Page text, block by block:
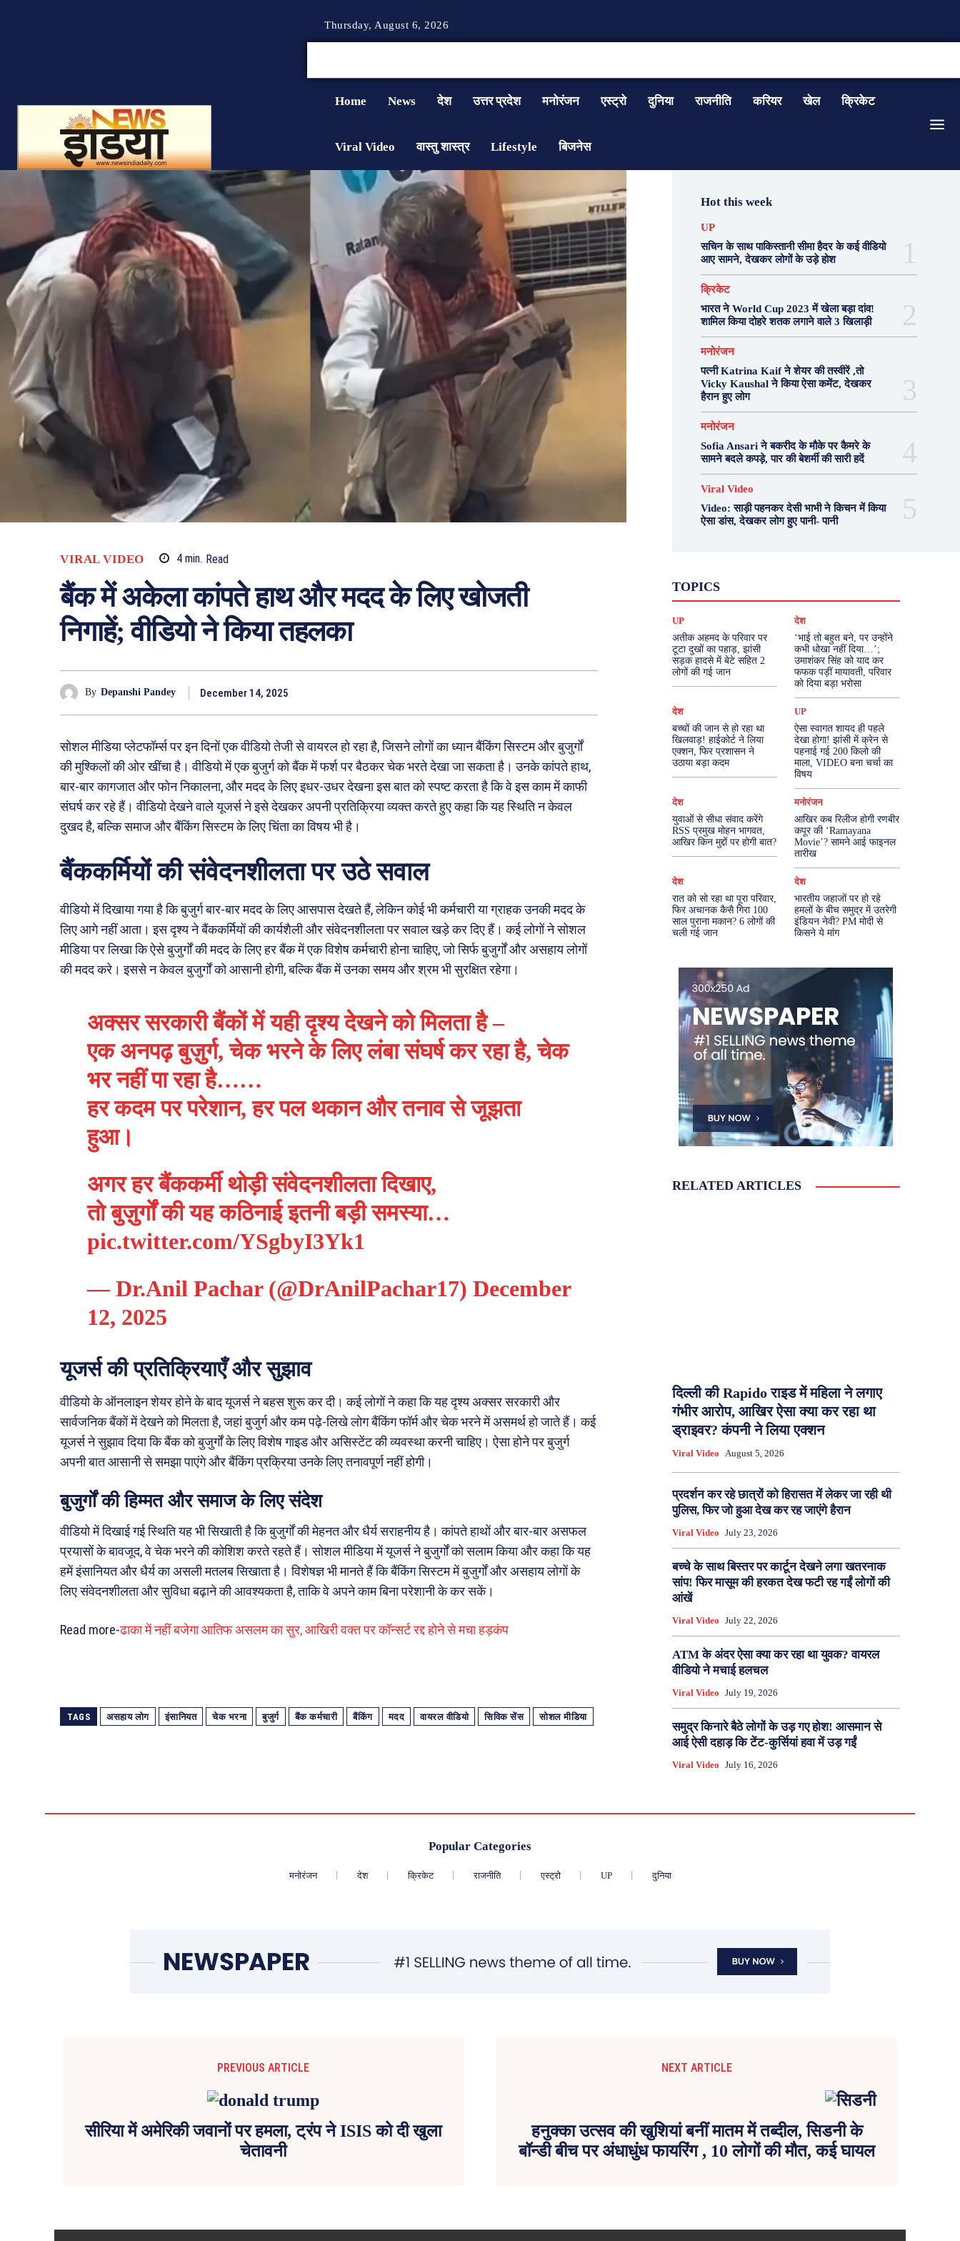
Thursday, August 6, 2026
Home News देश उत्तर प्रदेश मनोरंजन एस्ट्रो दुनिया राजनीति करियर खेल क्रिकेट
Viral Video वास्तु शास्त्र Lifestyle बिजनेस
VIRAL VIDEO 4min. Read
बैंक में अकेला कांपते हाथ और मदद के लिए खोजती
निगाहें; वीडियो ने किया तहलका
By Depanshi Pandey December 14, 2025
सोशल मीडिया प्लेटफॉर्म्स पर इन दिनों एक वीडियो तेजी से वायरल हो रहा है, जिसने लोगों का ध्यान बैंकिंग सिस्टम और बुजुर्गों
की मुश्किलों की ओर खींचा है। वीडियो में एक बुजुर्ग को बैंक में फर्श पर बैठकर चेक भरते देखा जा सकता है। उनके कांपते हाथ,
बार-बार कागजात और फोन निकालना, और मदद के लिए इधर-उधर देखना इस बात को स्पष्ट करता है कि वे इस काम में काफी
संघर्ष कर रहे हैं। वीडियो देखने वाले यूजर्स ने इसे देखकर अपनी प्रतिक्रिया व्यक्त करते हुए कहा कि यह स्थिति न केवल
दुखद है, बल्कि समाज और बैंकिंग सिस्टम के लिए चिंता का विषय भी है।
बैंककर्मियों की संवेदनशीलता पर उठे सवाल
वीडियो में दिखाया गया है कि बुजुर्ग बार-बार मदद के लिए आसपास देखते हैं, लेकिन कोई भी कर्मचारी या ग्राहक उनकी मदद के
लिए आगे नहीं आता। इस दृश्य ने बैंककर्मियों की कार्यशैली और संवेदनशीलता पर सवाल खड़े कर दिए हैं। कई लोगों ने सोशल
मीडिया पर लिखा कि ऐसे बुजुर्गों की मदद के लिए हर बैंक में एक विशेष कर्मचारी होना चाहिए, जो सिर्फ बुजुर्गों और असहाय लोगों
की मदद करे। इससे न केवल बुजुर्गों को आसानी होगी, बल्कि बैंक में उनका समय और श्रम भी सुरक्षित रहेगा।
अक्सर सरकारी बैंकों में यही दृश्य देखने को मिलता है –
एक अनपढ़ बुज़ुर्ग, चेक भरने के लिए लंबा संघर्ष कर रहा है, चेक
भर नहीं पा रहा है……
हर कदम पर परेशान, हर पल थकान और तनाव से जूझता
हुआ।
अगर हर बैंककर्मी थोड़ी संवेदनशीलता दिखाए,
तो बुज़ुर्गों की यह कठिनाई इतनी बड़ी समस्या…
pic.twitter.com/YSgbyI3Yk1
— Dr.Anil Pachar (@DrAnilPachar17) December
12, 2025
यूजर्स की प्रतिक्रियाएँ और सुझाव
वीडियो के ऑनलाइन शेयर होने के बाद यूजर्स ने बहस शुरू कर दी। कई लोगों ने कहा कि यह दृश्य अक्सर सरकारी और
सार्वजनिक बैंकों में देखने को मिलता है, जहां बुजुर्ग और कम पढ़े-लिखे लोग बैंकिंग फॉर्म और चेक भरने में असमर्थ हो जाते हैं। कई
यूजर्स ने सुझाव दिया कि बैंक को बुजुर्गों के लिए विशेष गाइड और असिस्टेंट की व्यवस्था करनी चाहिए। ऐसा होने पर बुजुर्ग
अपनी बात आसानी से समझा पाएंगे और बैंकिंग प्रक्रिया उनके लिए तनावपूर्ण नहीं होगी।
बुजुर्गों की हिम्मत और समाज के लिए संदेश
वीडियो में दिखाई गई स्थिति यह भी सिखाती है कि बुजुर्गों की मेहनत और धैर्य सराहनीय है। कांपते हाथों और बार-बार असफल
प्रयासों के बावजूद, वे चेक भरने की कोशिश करते रहते हैं। सोशल मीडिया में यूजर्स ने बुजुर्गों को सलाम किया और कहा कि यह
हमें इंसानियत और धैर्य का असली मतलब सिखाता है। विशेषज्ञ भी मानते हैं कि बैंकिंग सिस्टम में बुजुर्गों और असहाय लोगों के
लिए संवेदनशीलता और सुविधा बढ़ाने की आवश्यकता है, ताकि वे अपने काम बिना परेशानी के कर सकें।
Read more-ढाका में नहीं बजेगा आतिफ असलम का सुर, आखिरी वक्त पर कॉन्सर्ट रद्द होने से मचा हड़कंप
TAGS असहाय लोग इंसानियत चेक भरना बुजुर्ग बैंक कर्मचारी बैंकिंग मदद वायरल वीडियो सिविक सेंस सोशल मीडिया
Hot this week
UP
सचिन के साथ पाकिस्तानी सीमा हैदर के कई वीडियो
आए सामने, देखकर लोगों के उड़े होश
क्रिकेट
भारत ने World Cup 2023 में खेला बड़ा दांव!
शामिल किया दोहरे शतक लगाने वाले 3 खिलाड़ी
मनोरंजन
पत्नी Katrina Kaif ने शेयर की तस्वीरें ,तो
Vicky Kaushal ने किया ऐसा कमेंट, देखकर
हैरान हुए लोग
मनोरंजन
Sofia Ansari ने बकरीद के मौके पर कैमरे के
सामने बदले कपड़े, पार की बेशर्मी की सारी हदें
Viral Video
Video: साड़ी पहनकर देसी भाभी ने किचन में किया
ऐसा डांस, देखकर लोग हुए पानी- पानी
TOPICS
दुनिया
मनोरंजन
राजनीति वास्तु शास्त्र
More
UP
अतीक अहमद के परिवार पर
टूटा दुखों का पहाड़, झांसी
सड़क हादसे में बेटे सहित 2
लोगों की गई जान
देश
‘भाई तो बहुत बने, पर उन्होंने
कभी धोखा नहीं दिया…’;
उमाशंकर सिंह को याद कर
फफक पड़ीं मायावती, परिवार
को दिया बड़ा भरोसा
देश
बच्चों की जान से हो रहा था
खिलवाड़! हाईकोर्ट ने लिया
एक्शन, फिर प्रशासन ने
उठाया बड़ा कदम
UP
ऐसा स्वागत शायद ही पहले
देखा होगा! झांसी में क्रेन से
पहनाई गई 200 किलो की
माला, VIDEO बना चर्चा का
विषय
देश
युवाओं से सीधा संवाद करेंगे
RSS प्रमुख मोहन भागवत,
आखिर किन मुद्दों पर होगी बात?
मनोरंजन
आखिर कब रिलीज होगी रणबीर
कपूर की ‘Ramayana
Movie’? सामने आई फाइनल
तारीख
देश
रात को सो रहा था पूरा परिवार,
फिर अचानक कैसै गिरा 100
साल पुराना मकान? 6 लोगों की
चली गई जान
देश
भारतीय जहाजों पर हो रहे
हमलों के बीच समुद्र में उतरेगी
इंडियन नेवी? PM मोदी से
किसने ये मांग
RELATED ARTICLES
दिल्ली की Rapido राइड में महिला ने लगाए
गंभीर आरोप, आखिर ऐसा क्या कर रहा था
ड्राइवर? कंपनी ने लिया एक्शन
Viral Video August 5, 2026
प्रदर्शन कर रहे छात्रों को हिरासत में लेकर जा रही थी
पुलिस, फिर जो हुआ देख कर रह जाएंगे हैरान
Viral Video July 23, 2026
बच्चे के साथ बिस्तर पर कार्टून देखने लगा खतरनाक
सांप! फिर मासूम की हरकत देख फटी रह गईं लोगों की
आंखें
Viral Video July 22, 2026
ATM के अंदर ऐसा क्या कर रहा था युवक? वायरल
वीडियो ने मचाई हलचल
Viral Video July 19, 2026
समुद्र किनारे बैठे लोगों के उड़ गए होश! आसमान से
आई ऐसी दहाड़ कि टेंट-कुर्सियां हवा में उड़ गईं
Viral Video July 16, 2026
Popular Categories
मनोरंजन देश क्रिकेट राजनीति एस्ट्रो UP दुनिया
PREVIOUS ARTICLE
सीरिया में अमेरिकी जवानों पर हमला, ट्रंप ने ISIS को दी खुला
चेतावनी
NEXT ARTICLE
हनुक्का उत्सव की खुशियां बनीं मातम में तब्दील, सिडनी के
बॉन्डी बीच पर अंधाधुंध फायरिंग , 10 लोगों की मौत, कई घायल